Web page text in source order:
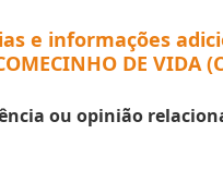
e informações
DE VIDA
ou opinião